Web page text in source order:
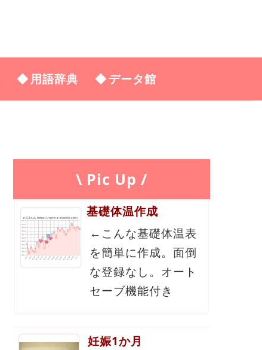
用語辞典 データ館
\ Pic Up /
基礎体温作成
←こんな基礎体温表
を簡単に作成。面倒
な登録なし。オート
セーブ機能付き
妊娠1か月